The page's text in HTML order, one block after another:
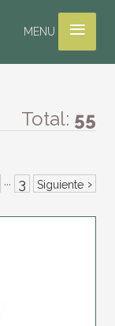
≡
MENU
Total: 55
··· 3 Siguiente ›